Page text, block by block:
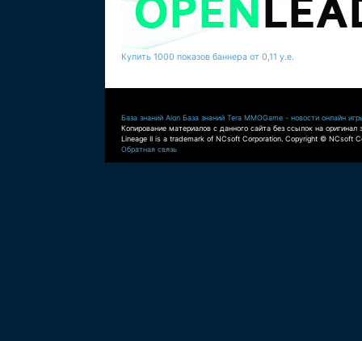
Купить 1000 показов баннера от 0,11 у.е.
База знаний Aion База знаний Tera MMOGame - новости онлайн
Копирование материалов с данного сайта без ссылок на оригинал
Lineage II is a trademark of NCsoft Corporation. Copyright © NCsoft
Обратная связь